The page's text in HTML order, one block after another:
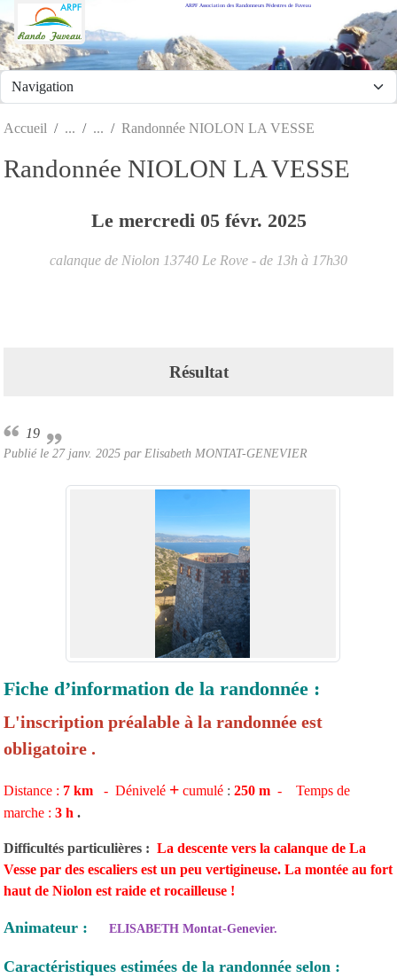
ARPF Association des Randonneurs Pédestres de Fuveau
Accueil Randonnée NIOLON LA VESSE
Randonnée NIOLON LA VESSE
Le mercredi 05 févr. 2025
calanque de Niolon 13740 Le Rove - de 13h à 17h30
Résultat
19
Publié le 27 janv. 2025 par Elisabeth MONTAT-GENEVIER
Fiche d’information de la randonnée :
L'inscription préalable à la randonnée est
obligatoire .
Distance : 7 km - Dénivelé + cumulé : 250 m - Temps de
marche : 3 h .
Difficultés particulières : La descente vers la calanque de La
Vesse par des escaliers est un peu vertigineuse. La montée au fort
haut de Niolon est raide et rocailleuse !
Animateur : ELISABETH Montat-Genevier.
Caractéristiques estimées de la randonnée selon :
Panneau de gestion des cookies